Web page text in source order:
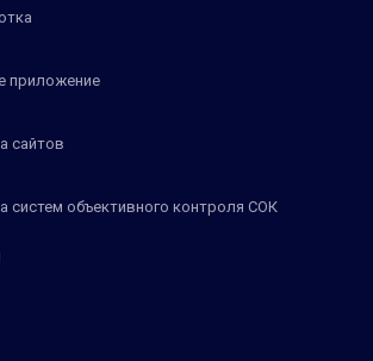
приложение
сайтов
систем объективного контроля СОК